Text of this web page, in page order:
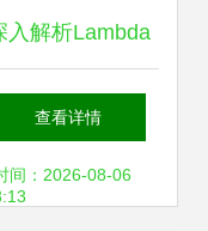
入解析Lambda
电源模块
15 卓
查看详情
间：2026-08-06